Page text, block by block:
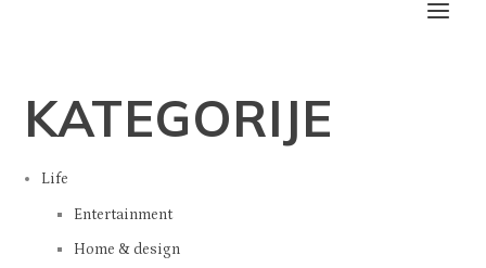
KATEGORIJE
Life
Entertainment
Home & design